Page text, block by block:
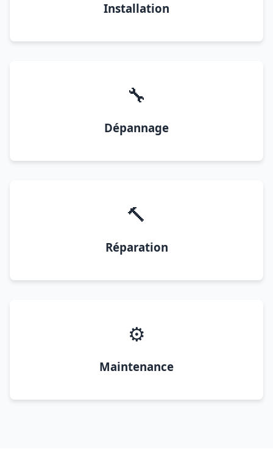
Installation
🔧
Dépannage
🔨
Réparation
⚙️
Maintenance